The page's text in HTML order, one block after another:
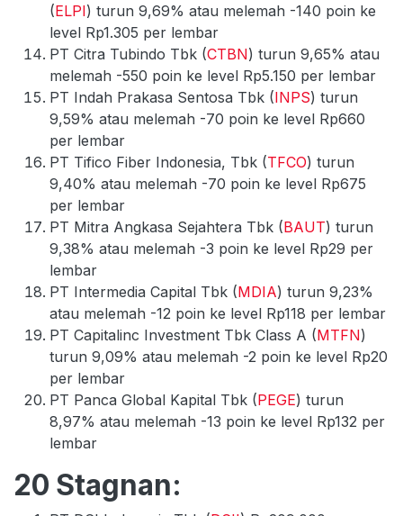
(ELPI) turun 9,69% atau melemah -140 poin ke
level Rp1.305 per lembar
PT Citra Tubindo Tbk (CTBN) turun 9,65% atau
melemah -550 poin ke level Rp5.150 per lembar
PT Indah Prakasa Sentosa Tbk (INPS) turun
9,59% atau melemah -70 poin ke level Rp660
per lembar
PT Tifico Fiber Indonesia, Tbk (TFCO) turun
9,40% atau melemah -70 poin ke level Rp675
per lembar
PT Mitra Angkasa Sejahtera Tbk (BAUT) turun
9,38% atau melemah -3 poin ke level Rp29 per
lembar
PT Intermedia Capital Tbk (MDIA) turun 9,23%
atau melemah -12 poin ke level Rp118 per lembar
PT Capitalinc Investment Tbk Class A (MTFN)
turun 9,09% atau melemah -2 poin ke level Rp20
per lembar
PT Panca Global Kapital Tbk (PEGE) turun
8,97% atau melemah -13 poin ke level Rp132 per
lembar
20 Stagnan: